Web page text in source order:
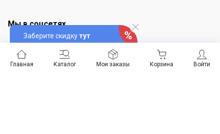
Главная Каталог Войти
Мои заказы Корзина
Заберите скидкутут
Мы в соцсетях